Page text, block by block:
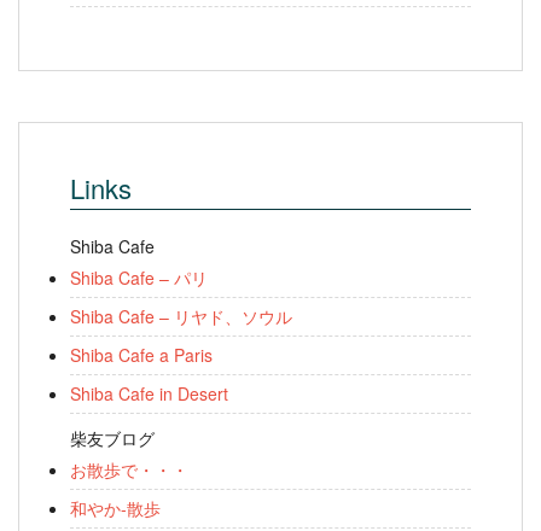
Links
Shiba Cafe
Shiba Cafe – パリ
Shiba Cafe – リヤド、ソウル
Shiba Cafe a Paris
Shiba Cafe in Desert
柴友ブログ
お散歩で・・・
和やか-散歩